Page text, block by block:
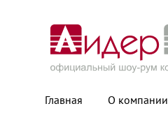
Главная О компании